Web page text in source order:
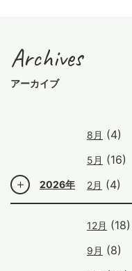
Archives
アーカイブ
2026年
8月 (4)
5月 (16)
2月 (4)
12月 (18)
9月 (8)